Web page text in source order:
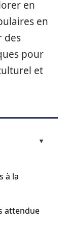
en
en
des
pour
et
à la
attendue